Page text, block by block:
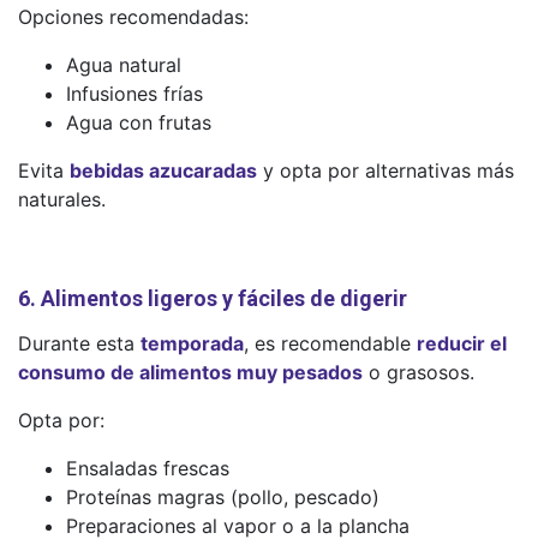
Opciones recomendadas:
Agua natural
Infusiones frías
Agua con frutas
Evita bebidas azucaradas y opta por alternativas más
naturales.
6. Alimentos ligeros y fáciles de digerir
Durante esta temporada, es recomendable reducir el
consumo de alimentos muy pesados o grasosos.
Opta por:
Ensaladas frescas
Proteínas magras (pollo, pescado)
Preparaciones al vapor o a la plancha